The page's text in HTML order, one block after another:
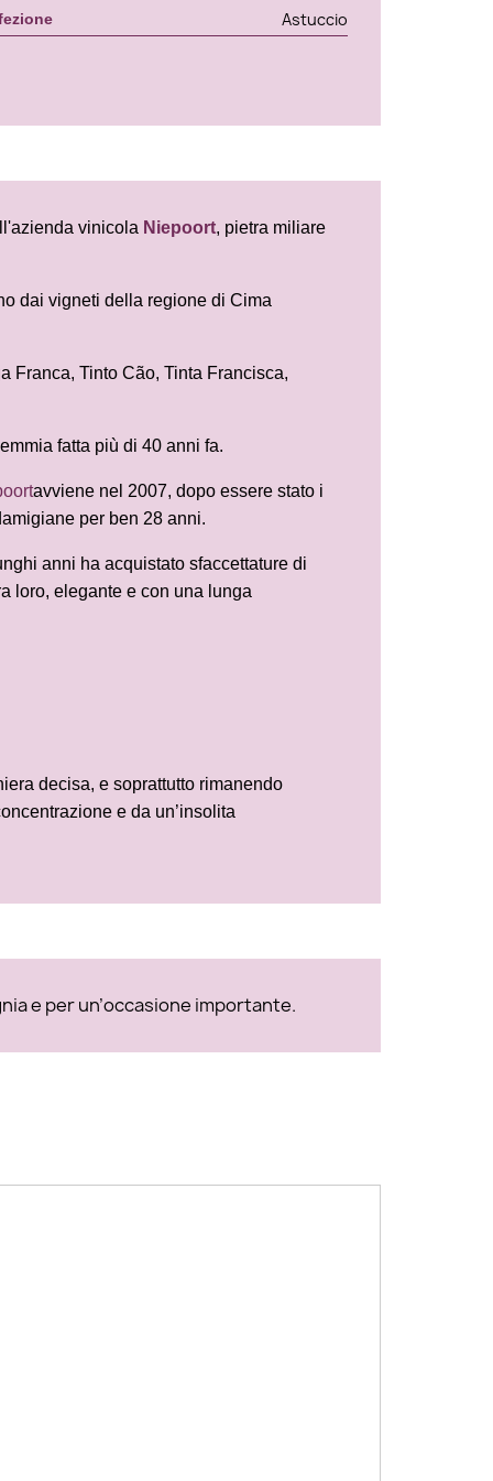
Astuccio
vinicola Niepoort, pietra miliare
dai vigneti della regione di Cima
Franca, Tinto Cão, Tinta Francisca,
fatta più di 40 anni fa.
avviene nel 2007, dopo essere stato i
per ben 28 anni.
anni ha acquistato sfaccettature di
loro, elegante e con una lunga
decisa, e soprattutto rimanendo
e da un’insolita
e per un’occasione importante.